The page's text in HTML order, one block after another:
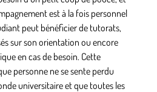
est à la fois personnel
peut bénéficier de tutorats,
sur son orientation ou encore
en cas de besoin. Cette
personne ne se sente perdu
universitaire et que toutes les